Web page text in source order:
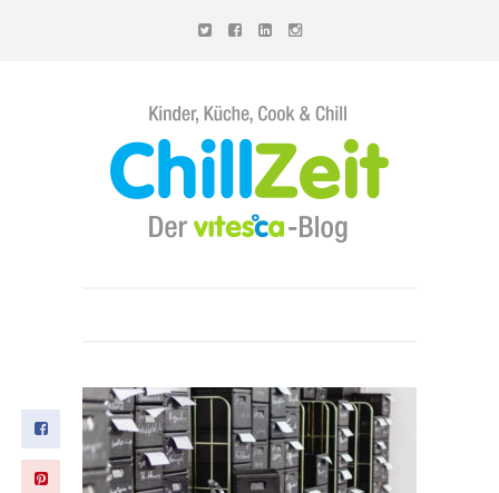
Chillzeit - Der vitesca-Blog